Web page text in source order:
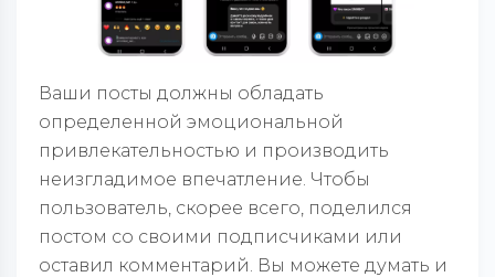
Ваши посты должны обладать
определенной эмоциональной
привлекательностью и производить
неизгладимое впечатление. Чтобы
пользователь, скорее всего, поделился
постом со своими подписчиками или
оставил комментарий. Вы можете думать и